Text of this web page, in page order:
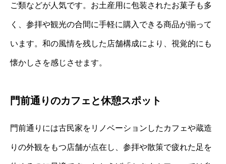
ご類などが人気です。お土産用に包装されたお菓子も多
く、参拝や観光の合間に手軽に購入できる商品が揃って
います。和の風情を残した店舗構成により、視覚的にも
懐かしさを感じさせます。
門前通りのカフェと休憩スポット
門前通りには古民家をリノベーションしたカフェや蔵造
りの外観をもつ店舗が点在し、参拝や散策で疲れた足を